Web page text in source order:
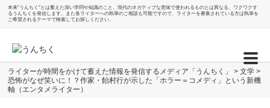
本来"うんちく"とは蓄えた深い学問や知識のこと。現代のネガティブな意味で使われるものとは異なる、ワクワクす
るうんちくを発信します。また各ライターへの執筆のご相談も可能ですので、ライターを募集されている方は執筆を
ご希望されるテーマで検索してお探しください。
ライターが時間をかけて蓄えた情報を発信するメディア「うんちく」 >文学 >
恐怖がなぜ笑いに！？作家・飴村行が示した「ホラー＝コメディ」という新機
軸（エンタメライター）